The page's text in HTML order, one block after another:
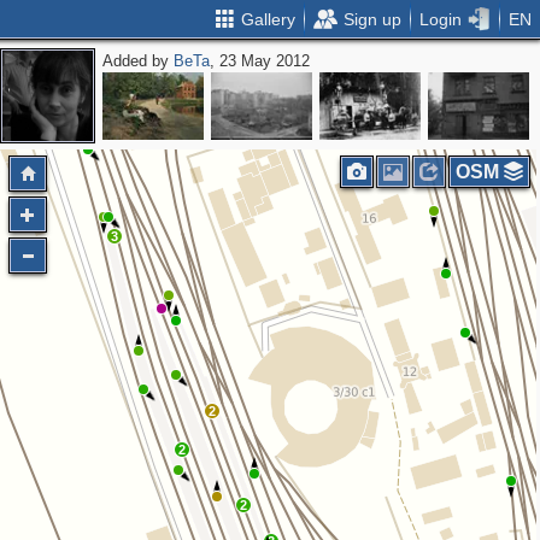
Gallery Sign up Login EN
Added by BeTa, 23 May 2012
2
2
2
3
OSM